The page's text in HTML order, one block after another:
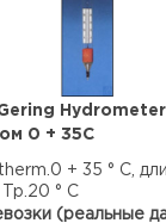
Hydrometer
0 + 35C
+ 35 ° C,
° C
(реальные